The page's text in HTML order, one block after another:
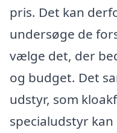
pris. Det kan
undersøge de
vælge det, der
og budget. Det
udstyr, som
specialudstyr